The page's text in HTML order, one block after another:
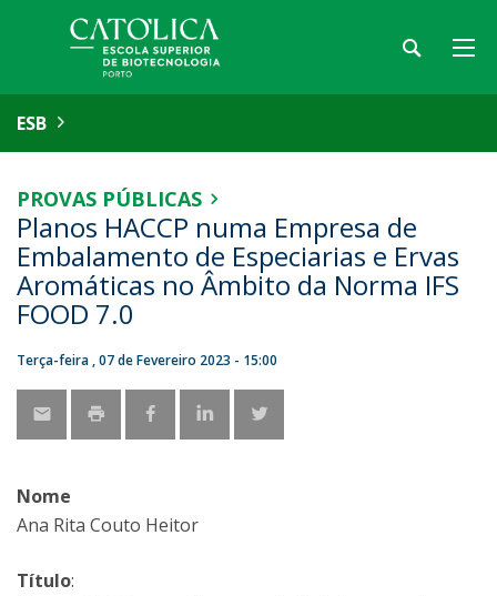
ESB
PROVAS PÚBLICAS
Planos HACCP numa Empresa de
Embalamento de Especiarias e Ervas
Aromáticas no Âmbito da Norma IFS
FOOD 7.0
Terça-feira , 07 de Fevereiro 2023 - 15:00
Nome
Ana Rita Couto Heitor
Título: